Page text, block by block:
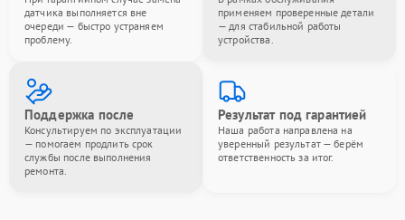
датчика выполняется вне
очереди — быстро устраняем
проблему.
применяем проверенные детали
— для стабильной работы
устройства.
Поддержка после
Консультируем по эксплуатации
— помогаем продлить срок
службы после выполнения
ремонта.
Результат под гарантией
Наша работа направлена на
уверенный результат — берём
ответственность за итог.